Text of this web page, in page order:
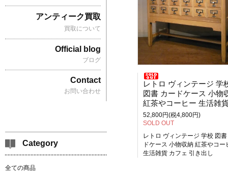
レトロ ヴィンテージ 学
図書 カードケース 小物
紅茶やコーヒー 生活雑貨 カフ
52,800円(税4,800円)
SOLD OUT
レトロ ヴィンテージ 学校 図
ドケース 小物収納 紅茶やコー
生活雑貨 カフェ 引き出し
アンティーク買取
買取について
Official blog
ブログ
Contact
お問い合わせ
Category
全ての商品